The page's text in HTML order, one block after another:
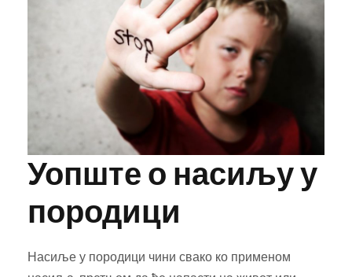
Уопште о насиљу у
породици
Насиље у породици чини свако ко применом